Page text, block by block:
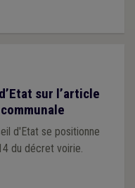
sur l’article
d'Etat se positionne
du décret voirie.